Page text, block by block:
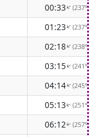
00:33↑(237°
01:23↑(237°
02:18↑(238°
03:15↑(241°
04:14↑(245°
05:13↑(251°
06:12↑(257°